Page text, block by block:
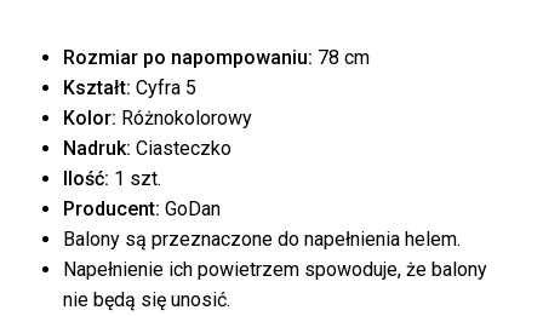
Rozmiar po napompowaniu: 78 cm
Kształt: Cyfra 5
Kolor: Różnokolorowy
Nadruk: Ciasteczko
Ilość: 1 szt.
Producent: GoDan
Balony są przeznaczone do napełnienia helem.
Napełnienie ich powietrzem spowoduje, że balony
nie będą się unosić.